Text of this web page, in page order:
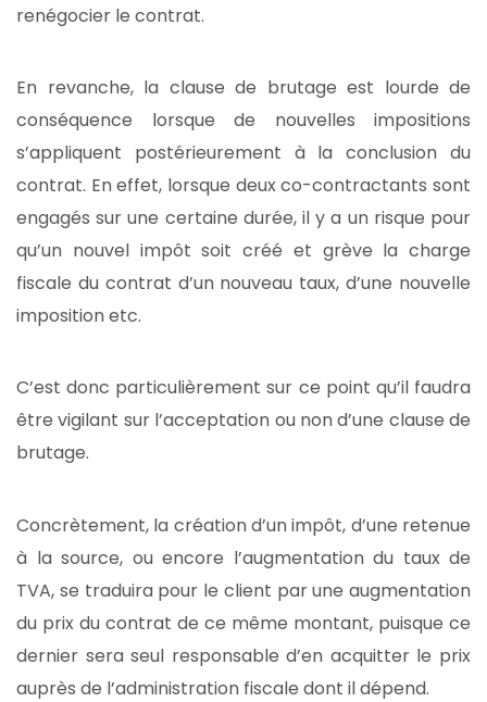
renégocier le contrat.
En revanche, la clause de brutage est lourde de
conséquence lorsque de nouvelles impositions
s’appliquent postérieurement à la conclusion du
contrat. En effet, lorsque deux co-contractants sont
engagés sur une certaine durée, il y a un risque pour
qu’un nouvel impôt soit créé et grève la charge
fiscale du contrat d’un nouveau taux, d’une nouvelle
imposition etc.
C’est donc particulièrement sur ce point qu’il faudra
être vigilant sur l’acceptation ou non d’une clause de
brutage.
Concrètement, la création d’un impôt, d’une retenue
à la source, ou encore l’augmentation du taux de
TVA, se traduira pour le client par une augmentation
du prix du contrat de ce même montant, puisque ce
dernier sera seul responsable d’en acquitter le prix
auprès de l’administration fiscale dont il dépend.